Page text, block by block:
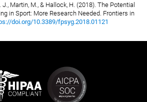
J., Martin, M., & Hallock, H. (2018). The Potential
in Sport: More Research Needed. Frontiers in
doi.org/10.3389/fpsyg.2018.01121